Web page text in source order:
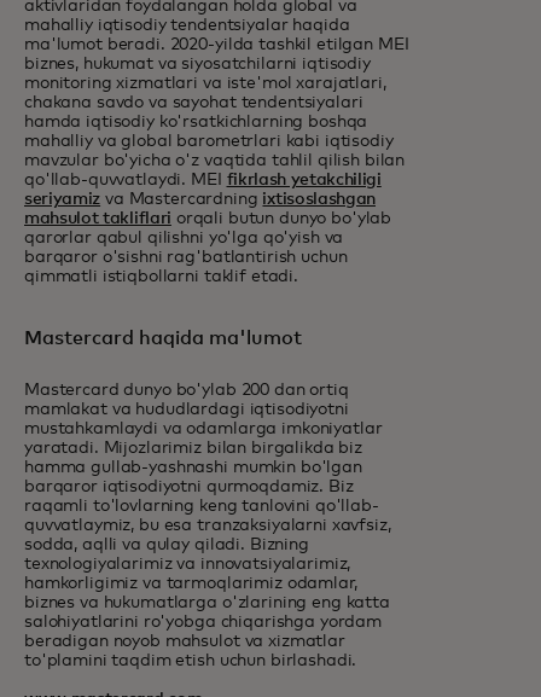
aktivlaridan foydalangan holda global va
mahalliy iqtisodiy tendentsiyalar haqida
ma'lumot beradi. 2020-yilda tashkil etilgan MEI
biznes, hukumat va siyosatchilarni iqtisodiy
monitoring xizmatlari va iste'mol xarajatlari,
chakana savdo va sayohat tendentsiyalari
hamda iqtisodiy ko'rsatkichlarning boshqa
mahalliy va global barometrlari kabi iqtisodiy
mavzular bo'yicha o'z vaqtida tahlil qilish bilan
qo'llab-quvvatlaydi. MEI fikrlash yetakchiligi
seriyamiz va Mastercardning ixtisoslashgan
mahsulot takliflari orqali butun dunyo bo'ylab
qarorlar qabul qilishni yo'lga qo'yish va
barqaror o'sishni rag'batlantirish uchun
qimmatli istiqbollarni taklif etadi.
Mastercard haqida ma'lumot
Mastercard dunyo bo'ylab 200 dan ortiq
mamlakat va hududlardagi iqtisodiyotni
mustahkamlaydi va odamlarga imkoniyatlar
yaratadi. Mijozlarimiz bilan birgalikda biz
hamma gullab-yashnashi mumkin bo'lgan
barqaror iqtisodiyotni qurmoqdamiz. Biz
raqamli to'lovlarning keng tanlovini qo'llab-
quvvatlaymiz, bu esa tranzaksiyalarni xavfsiz,
sodda, aqlli va qulay qiladi. Bizning
texnologiyalarimiz va innovatsiyalarimiz,
hamkorligimiz va tarmoqlarimiz odamlar,
biznes va hukumatlarga o'zlarining eng katta
salohiyatlarini ro'yobga chiqarishga yordam
beradigan noyob mahsulot va xizmatlar
to'plamini taqdim etish uchun birlashadi.